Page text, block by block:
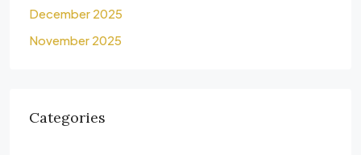
December 2025
November 2025
Categories